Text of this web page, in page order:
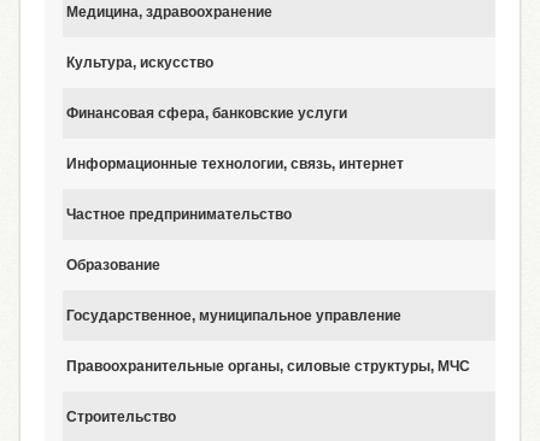
Медицина, здравоохранение
Культура, искусство
Финансовая сфера, банковские услуги
Информационные технологии, связь, интернет
Частное предпринимательство
Образование
Государственное, муниципальное управление
Правоохранительные органы, силовые структуры, МЧС
Строительство